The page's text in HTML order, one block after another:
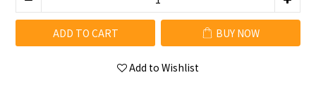
ADD TO CART BUY NOW
Add to Wishlist